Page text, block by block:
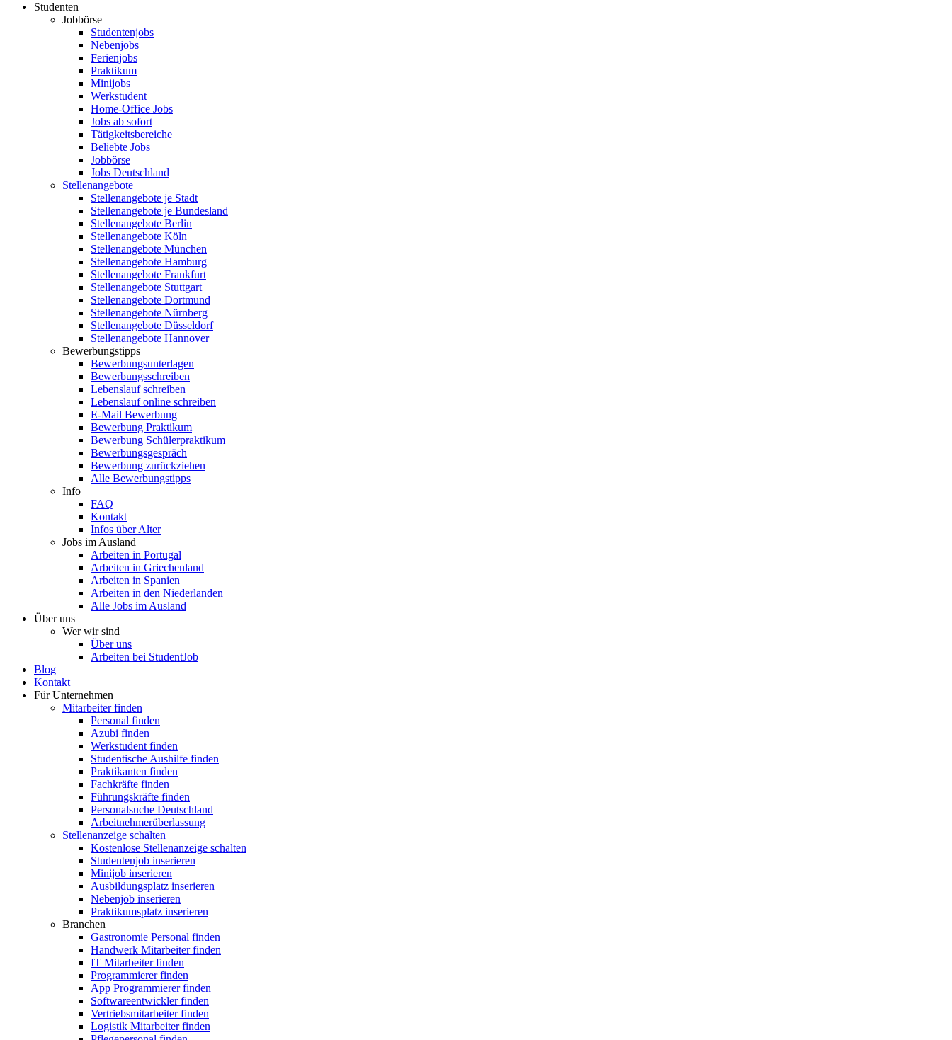
Studenten
Jobbörse
Studentenjobs
Nebenjobs
Ferienjobs
Praktikum
Minijobs
Werkstudent
Home-Office Jobs
Jobs ab sofort
Tätigkeitsbereiche
Beliebte Jobs
Jobbörse
Jobs Deutschland
Stellenangebote
Stellenangebote je Stadt
Stellenangebote je Bundesland
Stellenangebote Berlin
Stellenangebote Köln
Stellenangebote München
Stellenangebote Hamburg
Stellenangebote Frankfurt
Stellenangebote Stuttgart
Stellenangebote Dortmund
Stellenangebote Nürnberg
Stellenangebote Düsseldorf
Stellenangebote Hannover
Bewerbungstipps
Bewerbungsunterlagen
Bewerbungsschreiben
Lebenslauf schreiben
Lebenslauf online schreiben
E-Mail Bewerbung
Bewerbung Praktikum
Bewerbung Schülerpraktikum
Bewerbungsgespräch
Bewerbung zurückziehen
Alle Bewerbungstipps
Info
FAQ
Kontakt
Infos über Alter
Jobs im Ausland
Arbeiten in Portugal
Arbeiten in Griechenland
Arbeiten in Spanien
Arbeiten in den Niederlanden
Alle Jobs im Ausland
Über uns
Wer wir sind
Über uns
Arbeiten bei StudentJob
Blog
Kontakt
Für Unternehmen
Mitarbeiter finden
Personal finden
Azubi finden
Werkstudent finden
Studentische Aushilfe finden
Praktikanten finden
Fachkräfte finden
Führungskräfte finden
Personalsuche Deutschland
Arbeitnehmerüberlassung
Stellenanzeige schalten
Kostenlose Stellenanzeige schalten
Studentenjob inserieren
Minijob inserieren
Ausbildungsplatz inserieren
Nebenjob inserieren
Praktikumsplatz inserieren
Branchen
Gastronomie Personal finden
Handwerk Mitarbeiter finden
IT Mitarbeiter finden
Programmierer finden
App Programmierer finden
Softwareentwickler finden
Vertriebsmitarbeiter finden
Logistik Mitarbeiter finden